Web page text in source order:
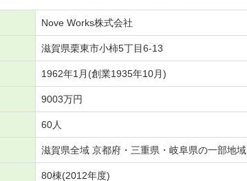
Nove Works株式会社
滋賀県栗東市小柿5丁目6-13
1962年1月(創業1935年10月)
9003万円
60人
滋賀県全域 京都府・三重県・岐阜県の一部地域
80棟(2012年度)